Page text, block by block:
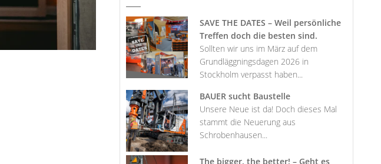
SAVE THE DATES – Weil persönliche
Treffen doch die besten sind.
Sollten wir uns im März auf dem
Grundläggningsdagen 2026 in
Stockholm verpasst haben...
BAUER sucht Baustelle
Unsere Neue ist da! Doch dieses Mal
stammt die Neuerung aus
Schrobenhausen...
The bigger, the better! – Geht es